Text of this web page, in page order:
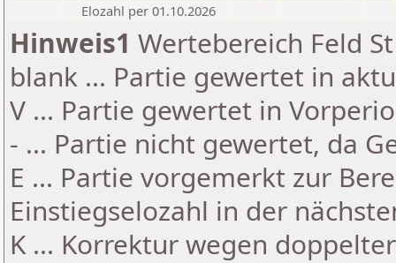
Elozahl per 01.10.2026
Hinweis1 Wertebereich Feld
blank ... Partie gewertet in
V ... Partie gewertet in
- ... Partie nicht gewertet, da
E ... Partie vorgemerkt zur
Einstiegselozahl in der
K ... Korrektur wegen